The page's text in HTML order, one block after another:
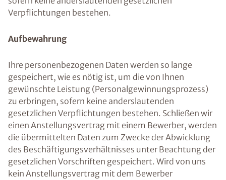
Verpflichtungen bestehen.
Aufbewahrung
Ihre personenbezogenen Daten werden so lange
gespeichert, wie es nötig ist, um die von Ihnen
gewünschte Leistung (Personalgewinnungsprozess)
zu erbringen, sofern keine anderslautenden
gesetzlichen Verpflichtungen bestehen. Schließen wir
einen Anstellungsvertrag mit einem Bewerber, werden
die übermittelten Daten zum Zwecke der Abwicklung
des Beschäftigungsverhältnisses unter Beachtung der
gesetzlichen Vorschriften gespeichert. Wird von uns
kein Anstellungsvertrag mit dem Bewerber